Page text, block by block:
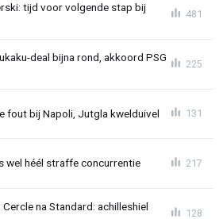
tijd voor volgende stap bij
481
deal bijna rond, akkoord PSG
225
fout bij Napoli, Jutgla kwelduivel 131
wel héél straffe concurrentie 217
na Standard: achilleshiel
128